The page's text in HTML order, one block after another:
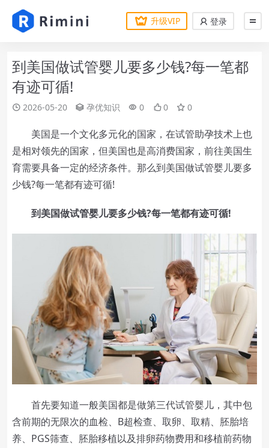
升级VIP 登录
到美国做试管婴儿要多少钱?每一笔都
有迹可循!
2026-05-20 孕优知识 0 0 0
美国是一个文化多元化的国家，在试管助孕技术上也
是相对领先的国家，但美国也是高消费国家，前往美国生
育需要具备一定的经济条件。那么到美国做试管婴儿要多
少钱?每一笔都有迹可循!
到美国做试管婴儿要多少钱?每一笔都有迹可循!
首先要知道一般美国都是做第三代试管婴儿，其中包
含前期的无限次的血检、B超检查、取卵、取精、胚胎培
养、PGS筛查、胚胎移植以及排卵药物费用和移植前药物